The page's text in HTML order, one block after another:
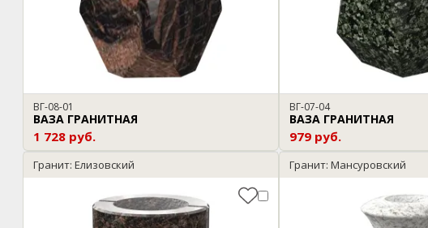
ВГ-08-01
ВАЗА ГРАНИТНАЯ
1 728 руб.
ВГ-07-04
ВАЗА ГРАНИТНАЯ
979 руб.
Гранит: Елизовский Гранит: Мансуровский